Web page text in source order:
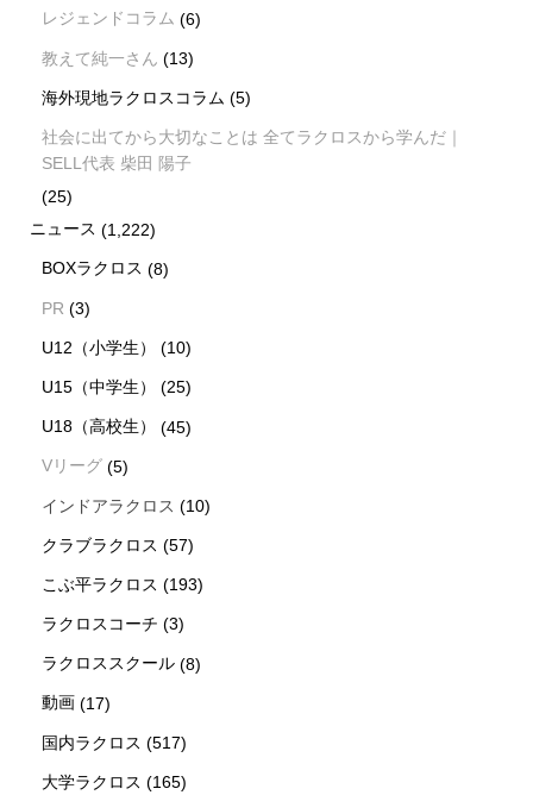
レジェンドコラム (6)
教えて純一さん (13)
海外現地ラクロスコラム (5)
社会に出てから大切なことは 全てラクロスから学んだ｜
SELL代表 柴田 陽子
(25)
ニュース (1,222)
BOXラクロス (8)
PR (3)
U12（小学生） (10)
U15（中学生） (25)
U18（高校生） (45)
Vリーグ (5)
インドアラクロス (10)
クラブラクロス (57)
こぶ平ラクロス (193)
ラクロスコーチ (3)
ラクロススクール (8)
動画 (17)
国内ラクロス (517)
大学ラクロス (165)